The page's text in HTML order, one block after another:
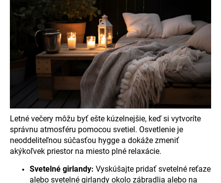
Letné večery môžu byť ešte kúzelnejšie, keď si vytvoríte
správnu atmosféru pomocou svetiel. Osvetlenie je
neoddeliteľnou súčasťou hygge a dokáže zmeniť
akýkoľvek priestor na miesto plné relaxácie.
Svetelné girlandy: Vyskúšajte pridať svetelné reťaze
alebo svetelné girlandy okolo zábradlia alebo na